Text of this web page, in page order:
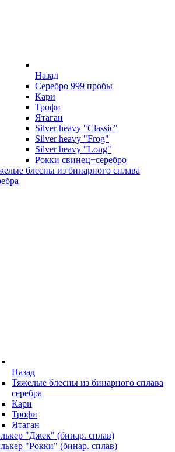
Назад
Серебро 999 пробы
Кари
Трофи
Ятаган
Silver heavy "Classic"
Silver heavy "Frog"
Silver heavy "Long"
Рокки свинец+серебро
блесны из бинарного сплава
Назад
Тяжелые блесны из бинарного сплава
серебра
Кари
Трофи
Ятаган
"Джек" (бинар. сплав)
"Рокки" (бинар. сплав)